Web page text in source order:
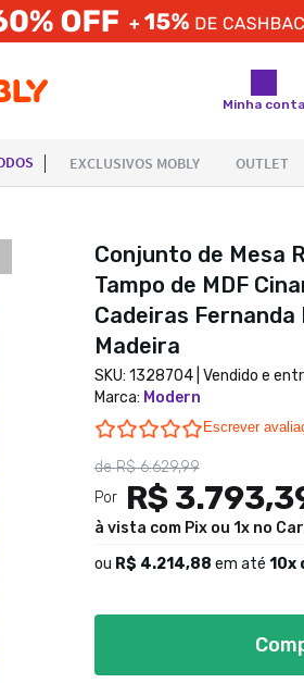
Minha conta
Conjunto de Mesa
Tampo de MDF
Cadeiras Fernanda
Madeira
SKU: 1328704| Vendido e
Marca: Modern
0.0 star rating
Escrever
deR$ 6.629,99
Por
R$
à vista com Pix ou 1x no
ou R$ 4.214,88 em até 10x